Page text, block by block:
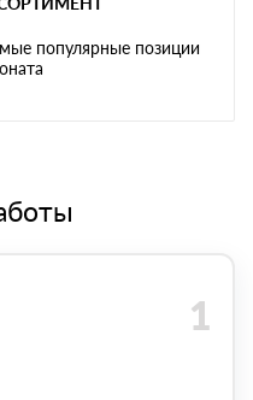
популярные позиции